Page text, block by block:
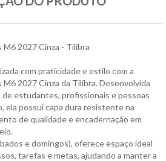
M6 2027 Cinza - Tilibra
com praticidade e estilo com a
2027 Cinza da Tilibra. Desenvolvida
de estudantes, profissionais e pessoas
ela possui capa dura resistente na
de qualidade e encadernação em
e domingos), oferece espaço ideal
tarefas e metas, ajudando a manter a